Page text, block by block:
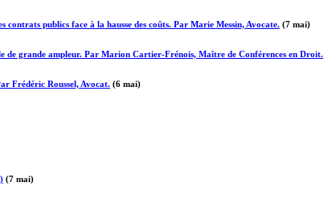
publics face à la hausse des coûts. Par Marie Messin, Avocate. (7 mai)
de grande ampleur. Par Marion Cartier-Frénois, Maître de Conférences en Droit.
Frédéric Roussel, Avocat. (6 mai)
(7 mai)